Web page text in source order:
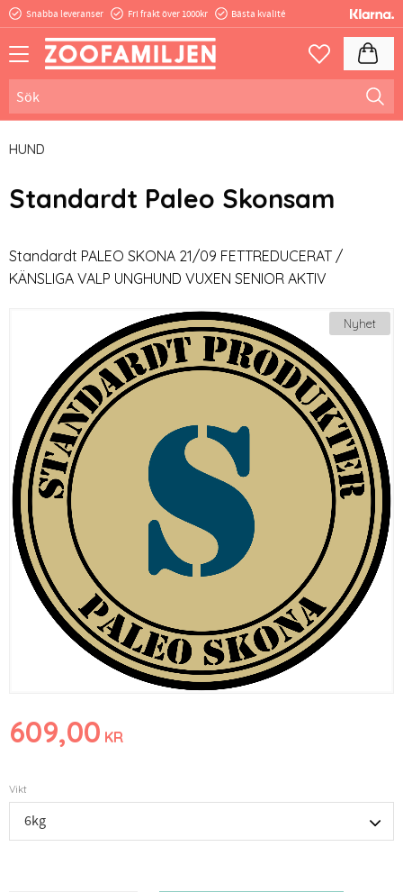
Snabba leveranser Fri frakt över 1000kr Bästa kvalité
Favoriter
HUND
Standardt Paleo Skonsam
Standardt PALEO SKONA 21/09 FETTREDUCERAT /
KÄNSLIGA VALP UNGHUND VUXEN SENIOR AKTIV
Nyhet
609,00 KR
Vikt